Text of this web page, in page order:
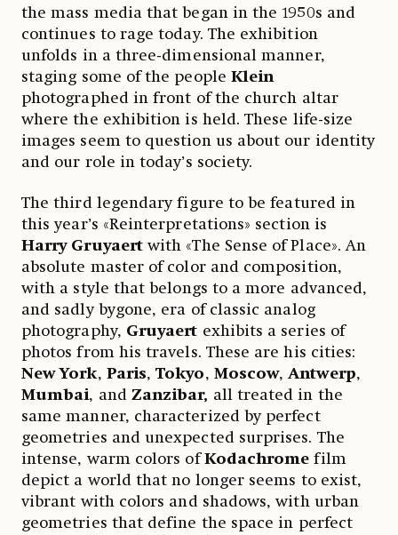
the mass media that began in the 1950s and
continues to rage today. The exhibition
unfolds in a three-dimensional manner,
staging some of the people Klein
photographed in front of the church altar
where the exhibition is held. These life-size
images seem to question us about our identity
and our role in today’s society.
The third legendary figure to be featured in
this year’s «Reinterpretations» section is
Harry Gruyaertwith «The Sense of Place». An
absolute master of color and composition,
with a style that belongs to a more advanced,
and sadly bygone, era of classic analog
photography, Gruyaert exhibits a series of
photos from his travels. These are his cities:
New York, Paris,Tokyo, Moscow,Antwerp,
Mumbai, and Zanzibar, all treated in the
same manner, characterized by perfect
geometries and unexpected surprises. The
intense, warm colors ofKodachrome film
depict a world that no longer seems to exist,
vibrant with colors and shadows, with urban
geometries that define the space in perfect